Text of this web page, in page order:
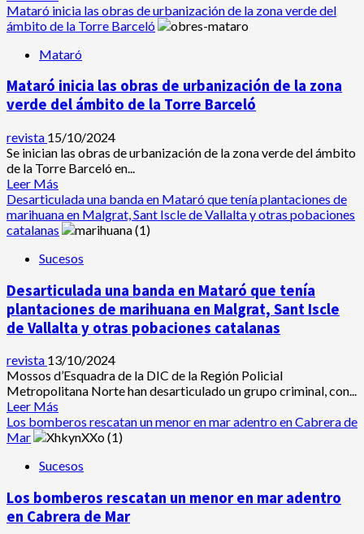
quirófanos
de
alta
tecnología
más
acerca
La
del
Gobierno
Barcelona,
Pilar
Romero
visita
Pineda
de
Mar
Mataró inicia las obras de urbanización de la zona verde del
ámbito de la Torre Barceló
Mataró
Mataró inicia las obras de urbanización de la zona
verde del ámbito de la Torre Barceló
revista 15/10/2024
Se inician las obras de urbanización de la zona verde del ámbito
de la Torre Barceló en...
Leer Más
más
acerca
de
inicia
obras
de
urbanización
de
la
zona
verde
del
ámbito
de
la
Torre
Barceló
Desarticulada una banda en Mataró que tenía plantaciones de
marihuana en Malgrat, Sant Iscle de Vallalta y otras pobaciones
catalanas
Sucesos
Desarticulada una banda en Mataró que tenía
plantaciones de marihuana en Malgrat, Sant Iscle
de Vallalta y otras pobaciones catalanas
revista 13/10/2024
Mossos d’Esquadra de la DIC de la Región Policial
Metropolitana Norte han desarticulado un grupo criminal, con...
Leer Más
más
acerca
Desarticulada
banda
en
Los bomberos rescatan un menor en mar adentro en Cabrera de
Mar
Sucesos
Los bomberos rescatan un menor en mar adentro
en Cabrera de Mar